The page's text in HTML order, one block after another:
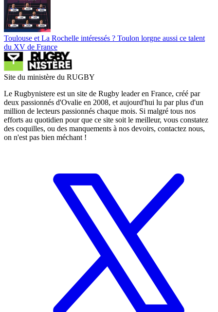
Toulouse et La Rochelle intéressés ? Toulon lorgne aussi ce talent
du XV de France
Site du ministère du RUGBY
Le Rugbynistere est un site de Rugby leader en France, créé par
deux passionnés d'Ovalie en 2008, et aujourd'hui lu par plus d'un
million de lecteurs passionnés chaque mois. Si malgré tous nos
efforts au quotidien pour que ce site soit le meilleur, vous constatez
des coquilles, ou des manquements à nos devoirs, contactez nous,
on n'est pas bien méchant !